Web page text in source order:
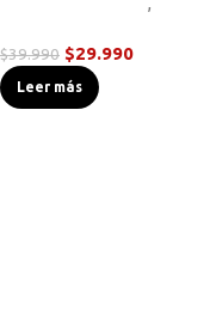
$39.990 $29.990
Leer más